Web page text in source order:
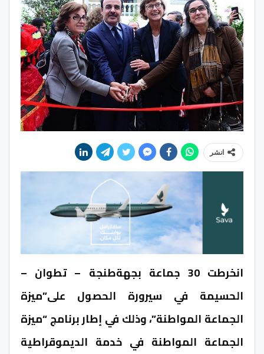
انشر
انخرطت 30 جماعة بجهة
طنجة – تطوان –
الحسيمة في سيرورة الحصول على”ميزة
الجماعة المواطنة”، وذلك في إطار برنامج “ميزة
الجماعة المواطنة في خدمة الديموقراطية